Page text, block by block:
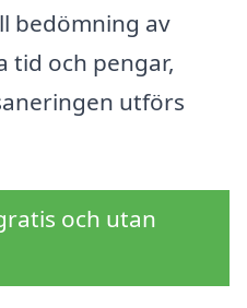
bedömning av
tid och pengar,
utförs
och utan